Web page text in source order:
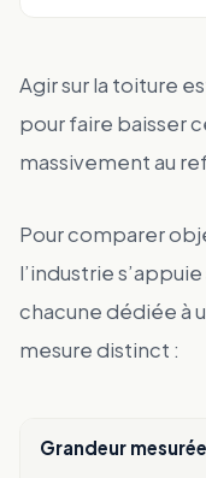
Agir sur la toiture
pour faire baisser
massivement au
Pour comparer
l’industrie s’appuie
chacune dédiée à
mesure distinct :
Grandeur mesurée